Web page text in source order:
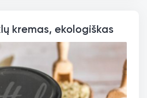
kremas, ekologiškas